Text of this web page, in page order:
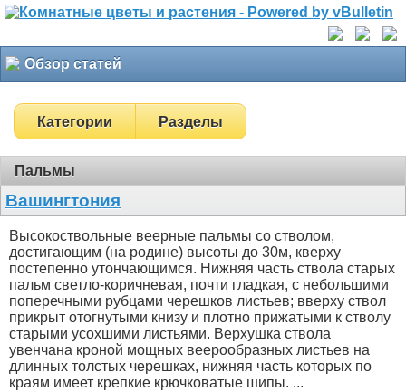
Обзор статей
Категории Разделы
Пальмы
Вашингтония
Высокоствольные веерные пальмы со стволом,
достигающим (на родине) высоты до 30м, кверху
постепенно утончающимся. Нижняя часть ствола старых
пальм светло-коричневая, почти гладкая, с небольшими
поперечными рубцами черешков листьев; вверху ствол
прикрыт отогнутыми книзу и плотно прижатыми к стволу
старыми усохшими листьями. Верхушка ствола
увенчана кроной мощных веерообразных листьев на
длинных толстых черешках, нижняя часть которых по
краям имеет крепкие крючковатые шипы. ...